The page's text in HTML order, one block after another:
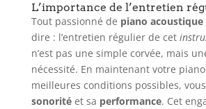
L’importance de l’entretien
Tout passionné de piano acoustique
dire : l’entretien régulier de cet
n’est pas une simple corvée, mais
nécessité. En maintenant votre
meilleures conditions possibles,
sonoritéet sa performance. Cet